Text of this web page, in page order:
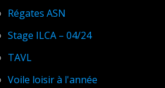
Régates ASN
Stage ILCA – 04/24
TAVL
Voile loisir à l'année